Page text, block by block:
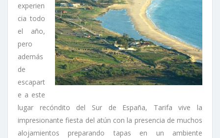
experien
cia todo
el año,
pero
además
de
escapart
e a este
lugar recóndito del Sur de España, Tarifa vive la
impresionante fiesta del atún con la presencia de muchos
alojamientos preparando tapas en un ambiente